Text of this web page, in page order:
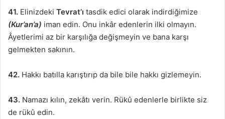
41. Elinizdeki Tevrat’ı tasdik edici olarak indirdiğimize
(Kur’an’a) iman edin. Onu inkâr edenlerin ilki olmayın.
Âyetlerimi az bir karşılığa değişmeyin ve bana karşı
gelmekten sakının.
42. Hakkı batılla karıştırıp da bile bile hakkı gizlemeyin.
43. Namazı kılın, zekâtı verin. Rükû edenlerle birlikte siz
de rükû edin.